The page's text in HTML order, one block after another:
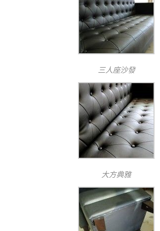
三人座沙發
大方典雅